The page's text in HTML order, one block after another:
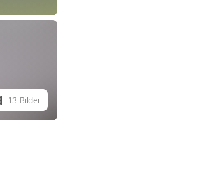
13 Bilder